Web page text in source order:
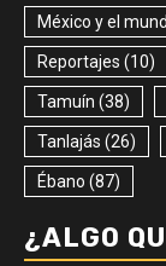
México y el
Reportajes (10)
Tamuín (38)
Tanlajás (26)
Ébano (87)
¿ALGO